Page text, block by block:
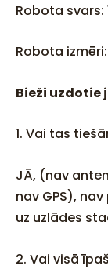
Robota svars:
Robota
Bieži
1. Vai tas
JĀ, (nav
nav GPS),
uz uzlādes
2. Vai visā